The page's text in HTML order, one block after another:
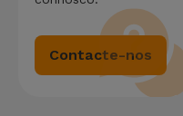
Contacte-nos